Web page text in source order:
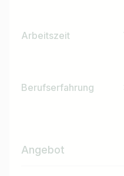
Arbeitszeit
Berufserfahrung
Angebot